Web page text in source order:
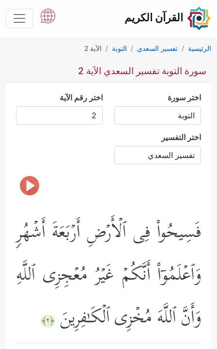
القرآن الكريم
الرئيسية تفسير السعدي التوبة الآية 2
سورة التوبة تفسير السعدي الآية 2
اختر سورة اختر رقم الآية
اختر التفسير
فَسِیحُواْ فِی ٱلۡأَرۡضِ أَرۡبَعَةَ أَشۡهُرࣲ
وَٱعۡلَمُوۤاْ أَنَّكُمۡ غَیۡرُ مُعۡجِزِی ٱللَّهِ
وَأَنَّ ٱللَّهَ مُخۡزِی ٱلۡكَـٰفِرِینَ ﴿٢﴾